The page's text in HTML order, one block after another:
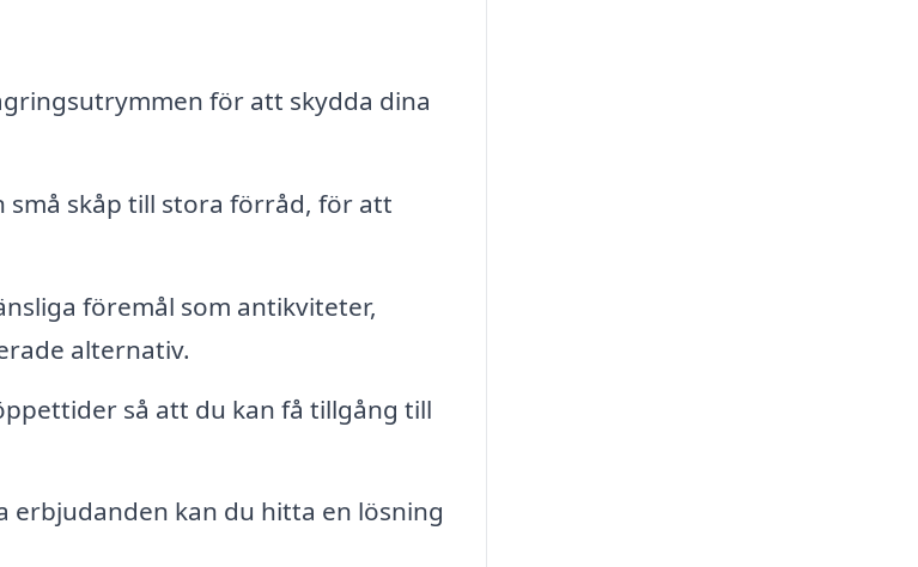
för att skydda dina
små skåp till stora förråd, för att
föremål som antikviteter,
alternativ.
så att du kan få tillgång till
erbjudanden kan du hitta en lösning